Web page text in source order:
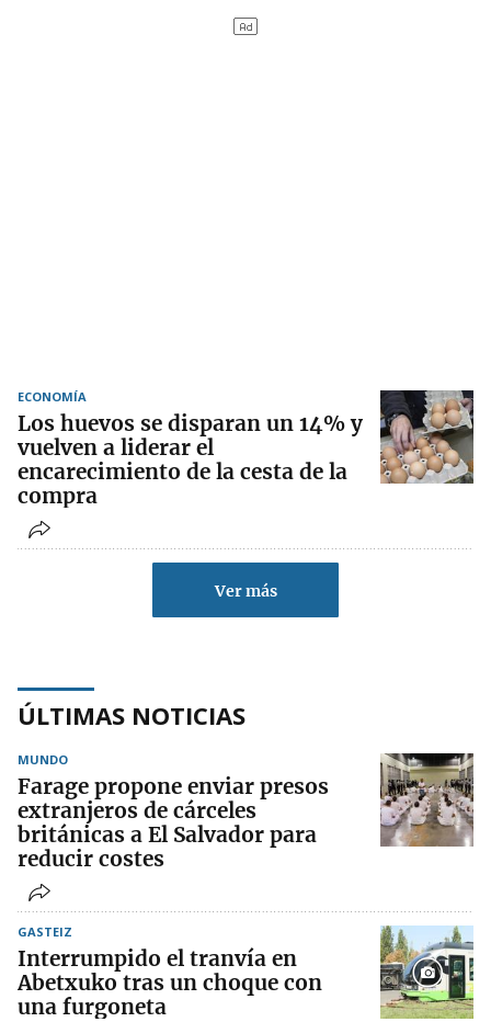
ECONOMÍA
Los huevos se disparan un 14% y
vuelven a liderar el
encarecimiento de la cesta de la
compra
Ver más
ÚLTIMAS NOTICIAS
MUNDO
Farage propone enviar presos
extranjeros de cárceles
británicas a El Salvador para
reducir costes
GASTEIZ
Interrumpido el tranvía en
Abetxuko tras un choque con
una furgoneta